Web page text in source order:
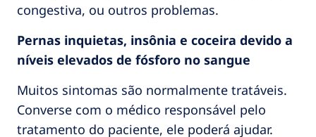
congestiva, ou outros problemas.
Pernas inquietas, insônia e coceira devido a
níveis elevados de fósforo no sangue
Muitos sintomas são normalmente tratáveis.
Converse com o médico responsável pelo
tratamento do paciente, ele poderá ajudar.